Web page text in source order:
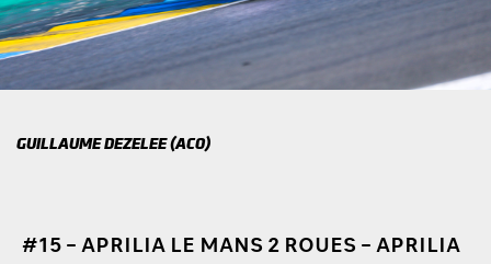
GUILLAUME DEZELEE (ACO)
#15 – APRILIA LE MANS 2 ROUES – APRILIA